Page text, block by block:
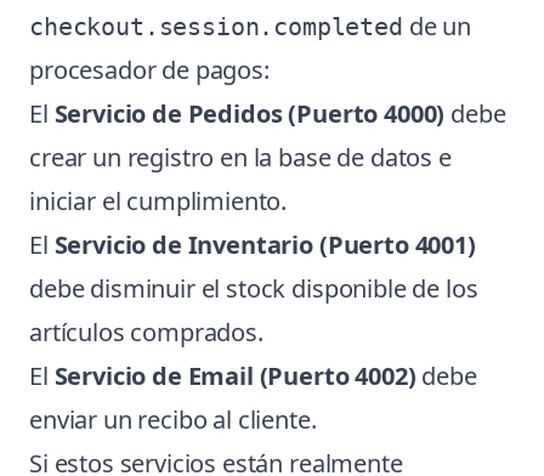
checkout.session.completed de un
procesador de pagos:
El Servicio de Pedidos (Puerto 4000) debe
crear un registro en la base de datos e
iniciar el cumplimiento.
El Servicio de Inventario (Puerto 4001)
debe disminuir el stock disponible de los
artículos comprados.
El Servicio de Email (Puerto 4002) debe
enviar un recibo al cliente.
Si estos servicios están realmente